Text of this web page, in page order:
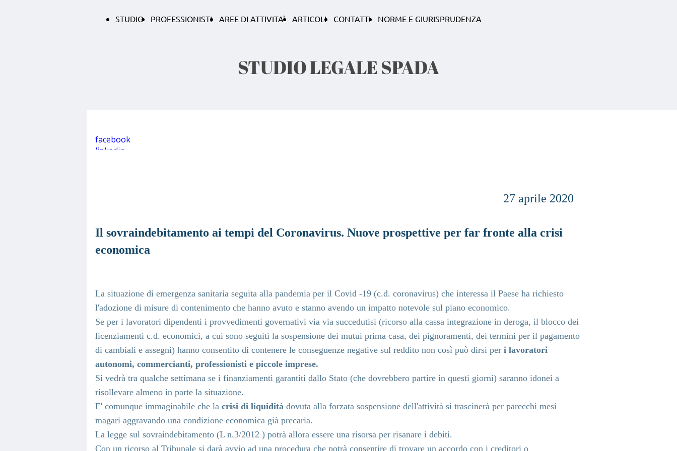
STUDIO PROFESSIONISTI AREE DI ATTIVITA' ARTICOLI CONTATTI NORME E GIURISPRUDENZA
STUDIO LEGALE SPADA
facebook
linkedin
27 aprile 2020
Il sovraindebitamento ai tempi del Coronavirus. Nuove prospettive per far fronte alla crisi
economica
La situazione di emergenza sanitaria seguita alla pandemia per il Covid -19 (c.d. coronavirus) che interessa il Paese ha richiesto
l'adozione di misure di contenimento che hanno avuto e stanno avendo un impatto notevole sul piano economico.
Se per i lavoratori dipendenti i provvedimenti governativi via via succedutisi (ricorso alla cassa integrazione in deroga, il blocco dei
licenziamenti c.d. economici, a cui sono seguiti la sospensione dei mutui prima casa, dei pignoramenti, dei termini per il pagamento
di cambiali e assegni) hanno consentito di contenere le conseguenze negative sul reddito non così può dirsi per i lavoratori
autonomi, commercianti, professionisti e piccole imprese.
Si vedrà tra qualche settimana se i finanziamenti garantiti dallo Stato (che dovrebbero partire in questi giorni) saranno idonei a
risollevare almeno in parte la situazione.
E' comunque immaginabile che la crisi di liquidità dovuta alla forzata sospensione dell'attività si trascinerà per parecchi mesi
magari aggravando una condizione economica già precaria.
La legge sul sovraindebitamento (L n.3/2012 ) potrà allora essere una risorsa per risanare i debiti.
Con un ricorso al Tribunale si darà avvio ad una procedura che potrà consentire di trovare un accordo con i creditori o